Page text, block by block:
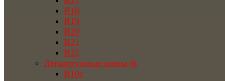
R18
R19
R20
R21
R22
Легкогрузовые шины бу
R10c